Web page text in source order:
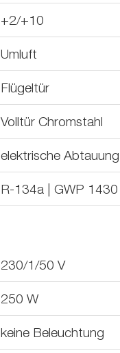
+2/+10
Umluft
Flügeltür
Volltür Chromstahl
elektrische Abtauung
R-134a | GWP 1430
230/1/50 V
250 W
keine Beleuchtung